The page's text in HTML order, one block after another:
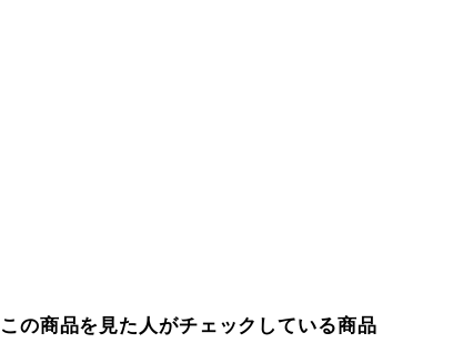
この商品を見た人がチェックしている商品